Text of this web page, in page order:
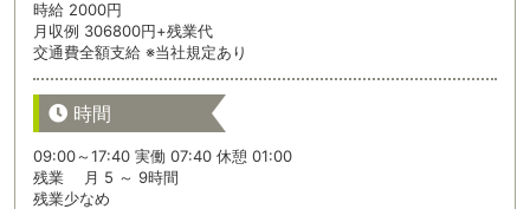
時給 2000円
月収例 306800円+残業代
交通費全額支給 ※当社規定あり
時間
09:00～17:40 実働 07:40 休憩 01:00
残業 月 5 ～ 9時間
残業少なめ